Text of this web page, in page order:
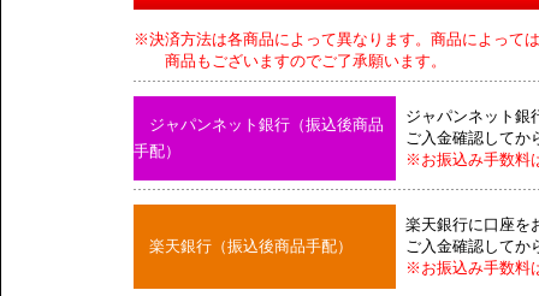
※決済方法は各商品によって異なります。商品によって
商品もございますのでご了承願います。
ジャパンネット銀行（振込後商品
手配）
ジャパンネット銀
ご入金確認してか
※お振込み手数料
楽天銀行（振込後商品手配）
楽天銀行に口座を
ご入金確認してか
※お振込み手数料